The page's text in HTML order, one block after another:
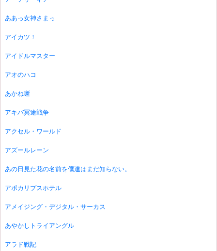
ああっ女神さまっ
アイカツ！
アイドルマスター
アオのハコ
あかね噺
アキバ冥途戦争
アクセル・ワールド
アズールレーン
あの日見た花の名前を僕達はまだ知らない。
アポカリプスホテル
アメイジング・デジタル・サーカス
あやかしトライアングル
アラド戦記